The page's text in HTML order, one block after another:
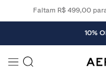
Faltam R$ 499,00
10%